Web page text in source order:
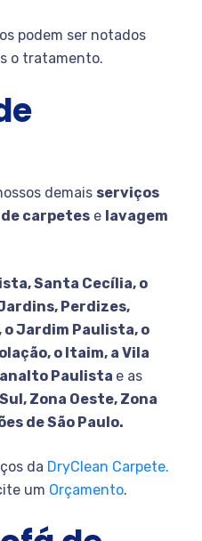
podem ser notados
o tratamento.
demais serviços
carpetes e lavagem
Santa Cecília, o
Perdizes,
Jardim Paulista, o
o Itaim, a Vila
Paulista e as
Zona Oeste, Zona
de São Paulo.
da DryClean Carpete.
um Orçamento.